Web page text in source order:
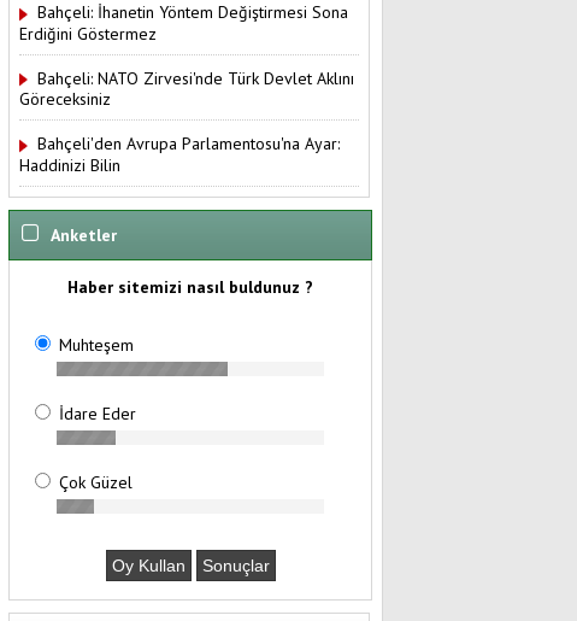
Bahçeli: İhanetin Yöntem Değiştirmesi Sona
Erdiğini Göstermez
Bahçeli: NATO Zirvesi'nde Türk Devlet Aklını
Göreceksiniz
Bahçeli'den Avrupa Parlamentosu'na Ayar:
Haddinizi Bilin
Anketler
Haber sitemizi nasıl buldunuz ?
Muhteşem
İdare Eder
Çok Güzel